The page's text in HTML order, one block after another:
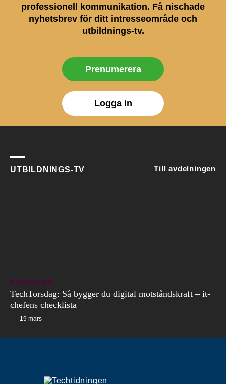
professionell kommunikation. Få nischade
nyhetsbrev för ditt intresseområde och
utbildnings-tv.
Prenumerera
Logga in
UTBILDNINGS-TV Till avdelningen
BRANSCHEN
TechTorsdag: Så bygger du digital motståndskraft – it-
chefens checklista
19 mars